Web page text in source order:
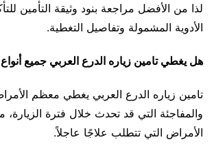
لذا من الأفضل مراجعة بنود وثيقة التأمين
الأدوية المشمولة وتفاصيل التغطية.
هل يغطي تامين زياره الدرع العربي جميع
تامين زياره الدرع العربي يغطي معظم
والمفاجئة التي قد تحدث خلال فترة الزيارة،
الأمراض التي تتطلب علاجًا عاجلاً.